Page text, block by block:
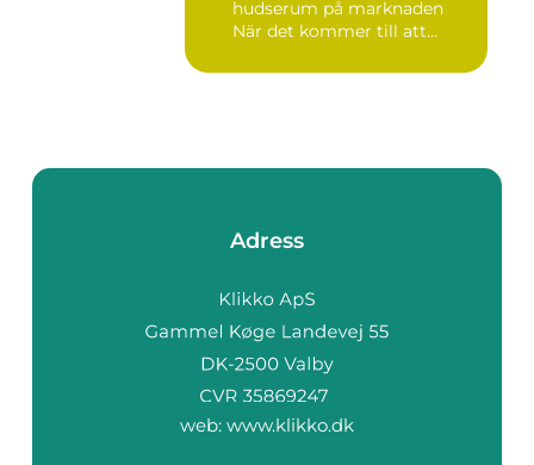
hudserum på marknaden
När det kommer till att
Adress
web: www.klikko.dk